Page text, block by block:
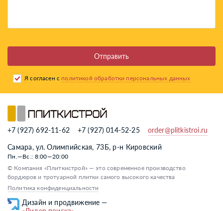
Отправить
Я согласен с политикой обработки персональных данных
+7 (927) 692-11-62 +7 (927) 014-52-25
order@plitkistroi.ru
Самара, ул. Олимпийская, 73Б, р-н Кировский
Пн.—Вс.: 8:00—20:00
© Компания «Плиткистрой» — это современное производство
бордюров и тротуарной плитки самого высокого качества
Политика конфиденциальности